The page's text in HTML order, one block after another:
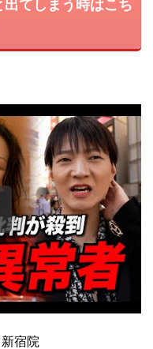
出てしまう時はこち
宿院